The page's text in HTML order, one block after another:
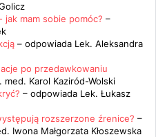
jak mam sobie pomóc? –
– odpowiada Lek. Aleksandra
po przedawkowaniu
med. Karol Kaziród-Wolski
– odpowiada Lek. Łukasz
rozszerzone źrenice? –
Iwona Małgorzata Kłoszewska